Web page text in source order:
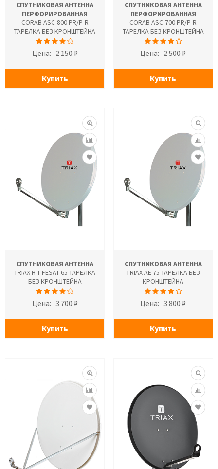
СПУТНИКОВАЯ АНТЕННА
ПЕРФОРИРОВАННАЯ
CORAB ASC-800 PR/P-R
ТАРЕЛКА БЕЗ КРОНШТЕЙНА
Цена: 2 150 ₽
Купить
СПУТНИКОВАЯ АНТЕННА
ПЕРФОРИРОВАННАЯ
CORAB ASC-700 PR/P-R
ТАРЕЛКА БЕЗ КРОНШТЕЙНА
Цена: 2 500 ₽
Купить
СПУТНИКОВАЯ АНТЕННА
TRIAX HIT FESAT 65 ТАРЕЛКА
БЕЗ КРОНШТЕЙНА
Цена: 3 700 ₽
Купить
СПУТНИКОВАЯ АНТЕННА
TRIAX AE 75 ТАРЕЛКА БЕЗ
КРОНШТЕЙНА
Цена: 3 800 ₽
Купить